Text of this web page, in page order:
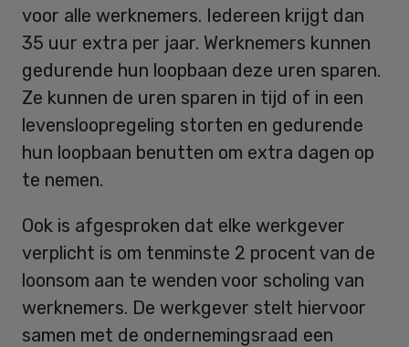
voor alle werknemers. Iedereen krijgt dan
35 uur extra per jaar. Werknemers kunnen
gedurende hun loopbaan deze uren sparen.
Ze kunnen de uren sparen in tijd of in een
levensloopregeling storten en gedurende
hun loopbaan benutten om extra dagen op
te nemen.
Ook is afgesproken dat elke werkgever
verplicht is om tenminste 2 procent van de
loonsom aan te wenden voor scholing van
werknemers. De werkgever stelt hiervoor
samen met de ondernemingsraad een